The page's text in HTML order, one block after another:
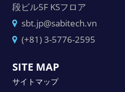
段ビル5F KSフロア
sbt.jp@sabitech.vn
(+81) 3-5776-2595
SITE MAP
サイトマップ